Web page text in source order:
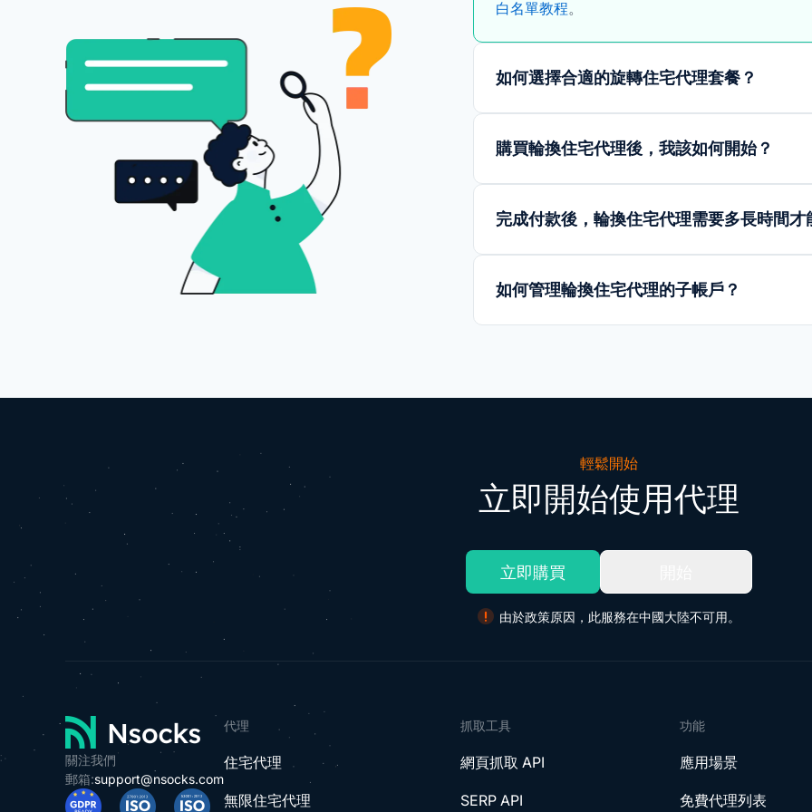
白名單教程。
如何選擇合適的旋轉住宅代理套餐？
購買輪換住宅代理後，我該如何開始？
完成付款後，輪換住宅代理需要多長時間才
如何管理輪換住宅代理的子帳戶？
輕鬆開始
立即開始使用代理
立即購買
由於政策原因，此服務在中國大陸不可用。
關注我們
郵箱:support@nsocks.com
代理
住宅代理
無限住宅代理
抓取工具
網頁抓取 API
SERP API
功能
應用場景
免費代理列表